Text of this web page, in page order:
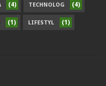
(4) TECHNOLOG (4)
(1) LIFESTYL (1)